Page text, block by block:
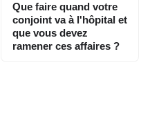
Que faire quand votre
conjoint va à l'hôpital et
que vous devez
ramener ces affaires ?